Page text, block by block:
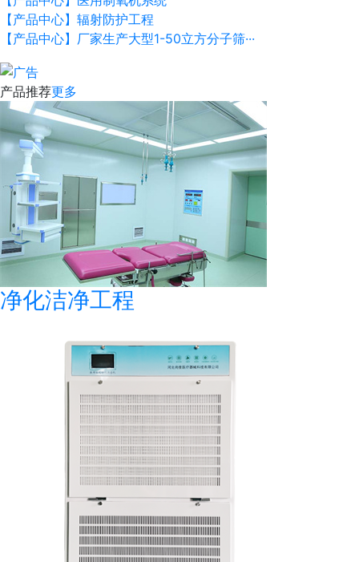
【产品中心】辐射防护工程
【产品中心】厂家生产大型1-50立方分子筛···
产品推荐更多
净化洁净工程